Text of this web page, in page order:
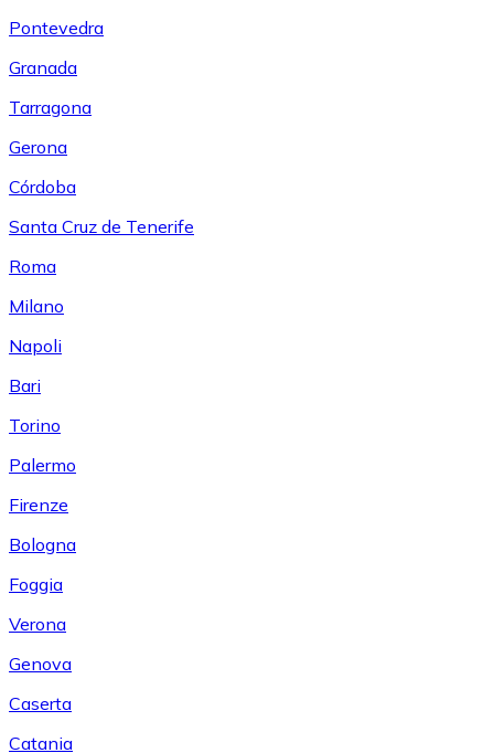
Pontevedra
Granada
Tarragona
Gerona
Córdoba
Santa Cruz de Tenerife
Roma
Milano
Napoli
Bari
Torino
Palermo
Firenze
Bologna
Foggia
Verona
Genova
Caserta
Catania